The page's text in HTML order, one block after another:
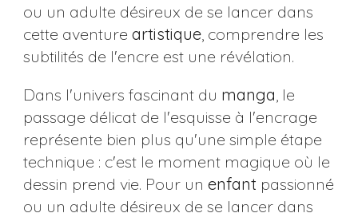
ou un adulte désireux de se lancer dans
cette aventure artistique, comprendre les
subtilités de l'encre est une révélation.
Dans l'univers fascinant du manga , le
passage délicat de l'esquisse à l'encrage
représente bien plus qu'une simple étape
technique : c'est le moment magique où le
dessin prend vie. Pour un enfant passionné
ou un adulte désireux de se lancer dans